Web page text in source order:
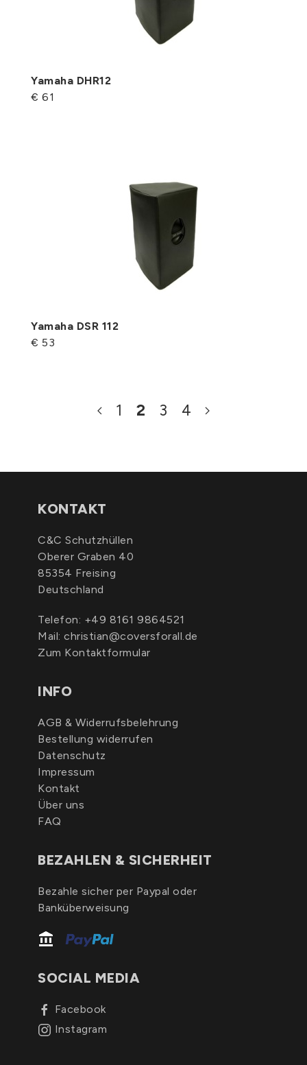
Yamaha DHR12
€ 61
Yamaha DSR 112
€ 53
1 2 3 4
KONTAKT
C&C Schutzhüllen
Oberer Graben 40
85354 Freising
Deutschland
Telefon: +49 8161 9864521
Mail: christian@coversforall.de
Zum Kontaktformular
INFO
AGB & Widerrufsbelehrung
Bestellung widerrufen
Datenschutz
Impressum
Kontakt
Über uns
FAQ
BEZAHLEN & SICHERHEIT
Bezahle sicher per Paypal oder
Banküberweisung
SOCIAL MEDIA
Facebook
Instagram